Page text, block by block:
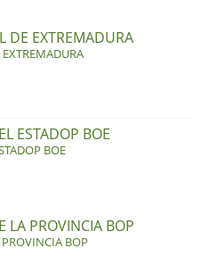
DE EXTREMADURA
ESTADOP BOE
BOE
LA PROVINCIA BOP
BOP